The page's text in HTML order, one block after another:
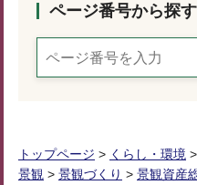
ページ番号から探す
トップページ > くらし・環境 >
景観 > 景観づくり > 景観資産